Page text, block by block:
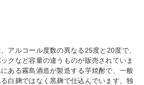
アルコール度数の異なる25度と20度で、
クなど容量の違うものが販売されていま
ある霧島酒造が製造する芋焼酎で、一般
白麹ではなく黒麹で仕込んでいます。独